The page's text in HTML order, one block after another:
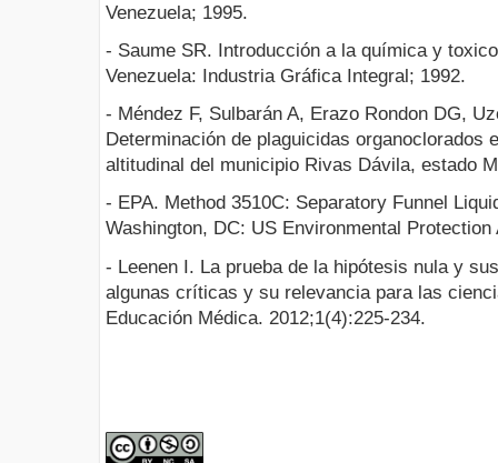
Venezuela; 1995.
- Saume SR. Introducción a la química y
Venezuela: Industria Gráfica Integral; 1992.
- Méndez F, Sulbarán A, Erazo Rondon DG,
Determinación de plaguicidas organoclorados
altitudinal del municipio Rivas Dávila, estado
- EPA. Method 3510C: Separatory Funnel
Washington, DC: US Environmental Protection
- Leenen I. La prueba de la hipótesis nula y
algunas críticas y su relevancia para las
Educación Médica. 2012;1(4):225-234.